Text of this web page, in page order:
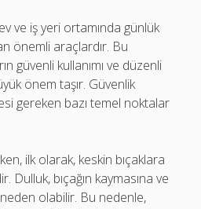
ve iş yeri ortamında günlük
önemli araçlardır. Bu
güvenli kullanımı ve düzenli
önem taşır. Güvenlik
gereken bazı temel noktalar
ilk olarak, keskin bıçaklara
Dulluk, bıçağın kaymasına ve
olabilir. Bu nedenle,